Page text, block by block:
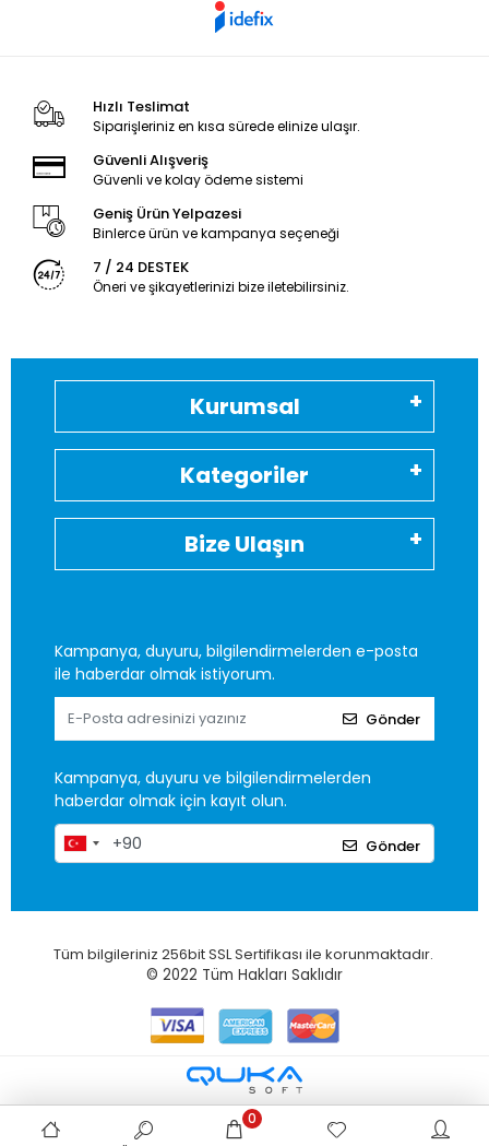
Hızlı Teslimat
Siparişleriniz en kısa sürede elinize ulaşır.
Güvenli Alışveriş
Güvenli ve kolay ödeme sistemi
Geniş Ürün Yelpazesi
Binlerce ürün ve kampanya seçeneği
7 / 24 DESTEK
Öneri ve şikayetlerinizi bize iletebilirsiniz.
Kurumsal
Kategoriler
Bize Ulaşın
Kampanya, duyuru, bilgilendirmelerden e-posta
ile haberdar olmak istiyorum.
Gönder
Kampanya, duyuru ve bilgilendirmelerden
haberdar olmak için kayıt olun.
Gönder
Tüm bilgileriniz 256bit SSL Sertifikası ile korunmaktadır.
© 2022 Tüm Hakları Saklıdır
0